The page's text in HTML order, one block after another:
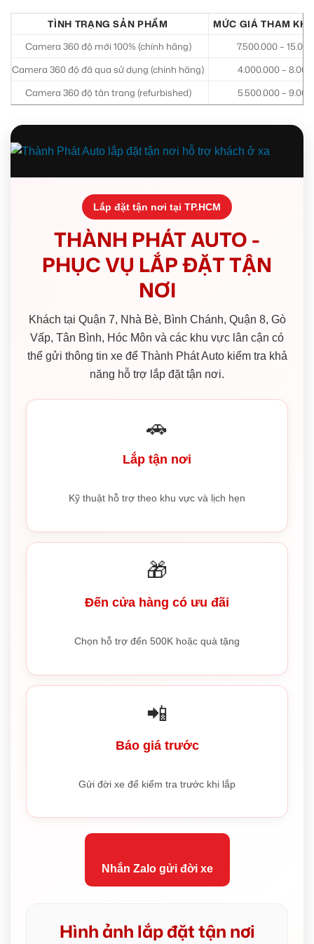
TÌNH TRẠNG SẢN PHẨM
MỨC GIÁ THAM
Camera 360 độ mới 100% (chính hãng)
7.500.000 –
Camera 360 độ đã qua sử dụng (chính hãng)
4.000.000 –
Camera 360 độ tân trang (refurbished)
5.500.000 –
Lắp đặt tận nơi tại TP.HCM
THÀNH PHÁT AUTO -
PHỤC VỤ LẮP ĐẶT TẬN
NƠI
Khách tại Quận 7, Nhà Bè, Bình Chánh, Quận 8, Gò
Vấp, Tân Bình, Hóc Môn và các khu vực lân cận có
thể gửi thông tin xe để Thành Phát Auto kiểm tra khả
năng hỗ trợ lắp đặt tận nơi.
🚗
Lắp tận nơi
Kỹ thuật hỗ trợ theo khu vực và lịch hẹn
🎁
Đến cửa hàng có ưu đãi
Chọn hỗ trợ đến 500K hoặc quà tặng
📲
Báo giá trước
Gửi đời xe để kiểm tra trước khi lắp
Nhắn Zalo gửi đời xe
Hình ảnh lắp đặt tận nơi